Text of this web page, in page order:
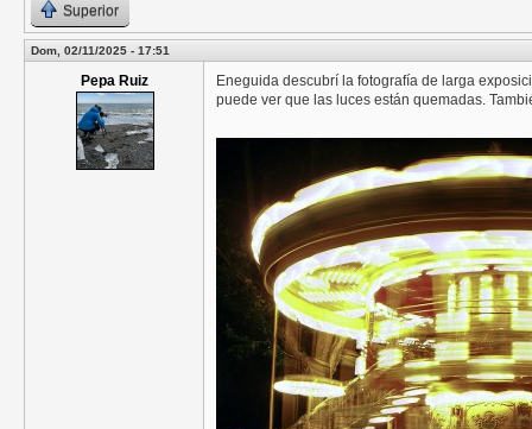
Superior
Dom, 02/11/2025 - 17:51
Pepa Ruiz
Eneguida descubrí la fotografía de larga
puede ver que las luces están quemadas.